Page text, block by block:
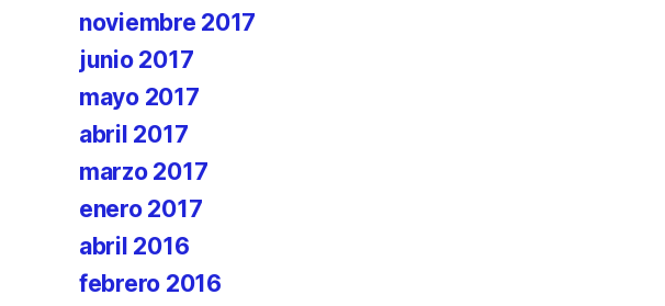
noviembre 2017
junio 2017
mayo 2017
abril 2017
marzo 2017
enero 2017
abril 2016
febrero 2016